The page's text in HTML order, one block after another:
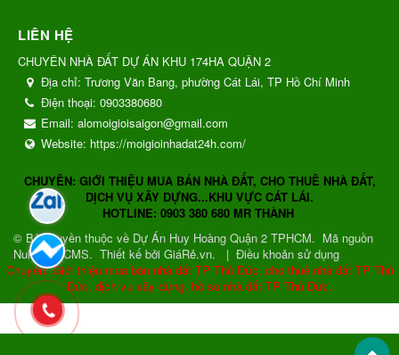
LIÊN HỆ
CHUYÊN NHÀ ĐẤT DỰ ÁN KHU 174HA QUẬN 2
Địa chỉ: Trương Văn Bang, phường Cát Lái, TP Hồ Chí Minh
Điện thoại: 0903380680
Email: alomoigioisaigon@gmail.com
Website: https://moigioinhadat24h.com/
CHUYÊN: GIỚI THIỆU MUA BÁN NHÀ ĐẤT, CHO THUÊ NHÀ ĐẤT,
DỊCH VỤ XÂY DỰNG...KHU VỰC CÁT LÁI.
HOTLINE: 0903 380 680 MR THÀNH
© Bản quyền thuộc về Dự Án Huy Hoàng Quận 2 TPHCM. Mã nguồn
NukeViet CMS. Thiết kế bởi GiáRẻ.vn. | Điều khoản sử dụng
Chuyên: Giới thiệu mua bán nhà đất TP Thủ Đức, cho thuê nhà đất TP Thủ
Đức, dịch vụ xây dựng, hồ sơ nhà đất TP Thủ Đức.